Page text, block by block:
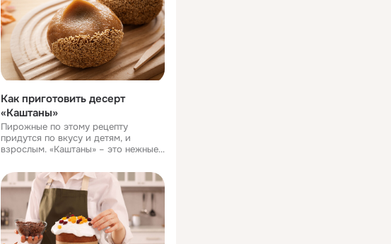
Как приготовить десерт
«Каштаны»
Пирожные по этому рецепту
придутся по вкусу и детям, и
взрослым. «Каштаны» – это нежные
которые напоминают настоящие
каштаны. Готовится десерт
довольно просто, печь его не